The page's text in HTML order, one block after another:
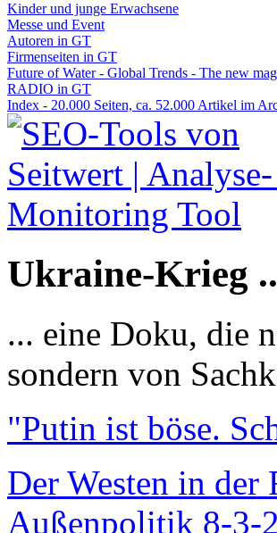
Kinder und junge Erwachsene
Messe und Event
Autoren in GT
Firmenseiten in GT
Future of Water - Global Trends - The new
RADIO in GT
Index - 20.000 Seiten, ca. 52.000 Artikel im
Ukraine-Krieg
... eine Doku, die
sondern von
"Putin ist böse.
Der Westen in der
Außenpolitik 8-3-